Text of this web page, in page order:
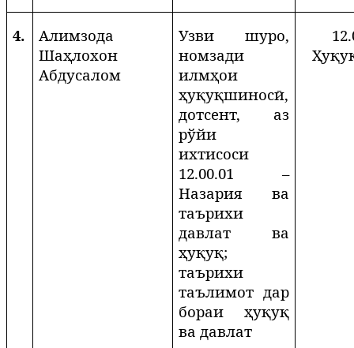
4.
Алимзода
Шаҳлохон
Абдусалом
Узви шуро,
номзади
илмҳои
ҳуқуқшиносӣ,
дотсент, аз
рўйи
ихтисоси
12.00.01 –
Назария ва
таърихи
давлат ва
ҳуқуқ;
таърихи
таълимот дар
бораи ҳуқуқ
ва давлат